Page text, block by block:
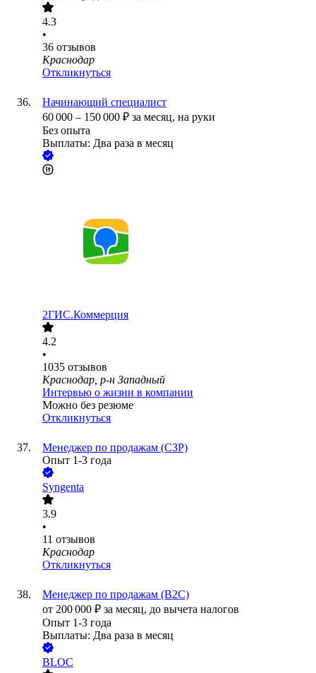
4.3
•
36 отзывов
Краснодар
Откликнуться
Начинающий специалист
60 000 – 150 000 ₽ за месяц, на руки
Без опыта
Выплаты: Два раза в месяц
2ГИС.Коммерция
4.2
•
1035 отзывов
Краснодар, р-н Западный
Интервью о жизни в компании
Можно без резюме
Откликнуться
Менеджер по продажам (СЗР)
Опыт 1-3 года
Syngenta
3.9
•
11 отзывов
Краснодар
Откликнуться
Менеджер по продажам (B2C)
от 200 000 ₽ за месяц, до вычета налогов
Опыт 1-3 года
Выплаты: Два раза в месяц
BLOC